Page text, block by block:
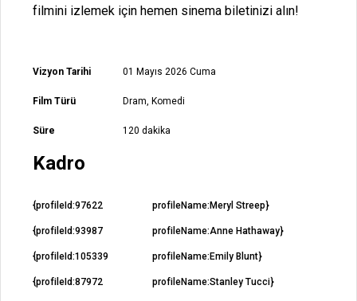
filmini izlemek için hemen sinema biletinizi alın!
Vizyon Tarihi 01 Mayıs 2026 Cuma
Film Türü Dram, Komedi
Süre 120 dakika
Kadro
{profileId:97622 profileName:Meryl Streep}
{profileId:93987 profileName:Anne Hathaway}
{profileId:105339 profileName:Emily Blunt}
{profileId:87972 profileName:Stanley Tucci}